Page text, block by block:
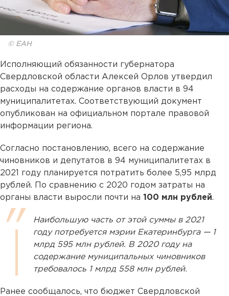
© ЕАН
Исполняющий обязанности губернатора
Свердловской области Алексей Орлов утвердил
расходы на содержание органов власти в 94
муниципалитетах. Соответствующий документ
опубликован на официальном портале правовой
информации региона.
Согласно постановлению, всего на содержание
чиновников и депутатов в 94 муниципалитетах в
2021 году планируется потратить более 5,95 млрд
рублей. По сравнению с 2020 годом затраты на
органы власти выросли почти на 100 млн рублей.
Наибольшую часть от этой суммы в 2021
году потребуется мэрии Екатеринбурга — 1
млрд 595 млн рублей. В 2020 году на
содержание муниципальных чиновников
требовалось 1 млрд 558 млн рублей.
Ранее сообщалось, что бюджет Свердловской